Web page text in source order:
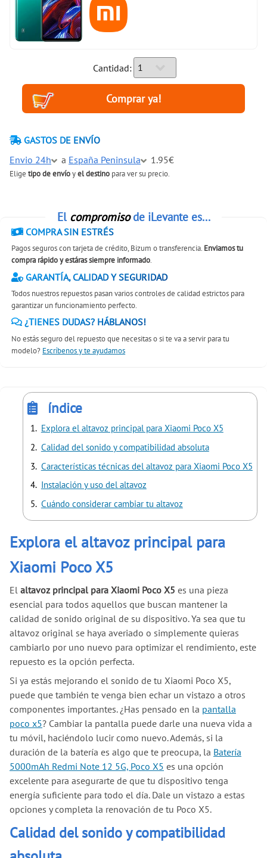
Cantidad:
GASTOS DE ENVÍO
Envio 24h
a España Peninsula 1.95€
Elige tipo de envíoyel destino para ver su precio.
El compromisode iLevante es...
COMPRA SIN ESTRÉS
Pagos seguros con tarjeta de crédito, Bizum o transferencia. Enviamos tu
compra rápido y estáras siempre informado.
GARANTÍA, CALIDAD Y SEGURIDAD
Todos nuestros repuestos pasan varios controles de calidad estrictos para
garantizar un funcionamiento perfecto.
¿TIENES DUDAS? HÁBLANOS!
No estás seguro del repuesto que necesitas o si te va a servir para tu
modelo? Escríbenos y te ayudamos
índice
Explora el altavoz principal para Xiaomi Poco X5
Calidad del sonido y compatibilidad absoluta
Características técnicas del altavoz para Xiaomi Poco X5
Instalación y uso del altavoz
Cuándo considerar cambiar tu altavoz
Explora el altavoz principal para
Xiaomi Poco X5
El altavoz principal para Xiaomi Poco X5 es una pieza
esencial para todos aquellos que buscan mantener la
calidad de sonido original de su dispositivo. Ya sea que tu
altavoz original se haya averiado o simplemente quieras
cambiarlo por uno nuevo para optimizar el rendimiento, este
repuesto es la opción perfecta.
Si ya estás mejorando el sonido de tu Xiaomi Poco X5,
puede que también te venga bien echar un vistazo a otros
componentes importantes. ¿Has pensado en la pantalla
poco x5? Cambiar la pantalla puede darle una nueva vida a
tu móvil, haciéndolo lucir como nuevo. Además, si la
duración de la batería es algo que te preocupa, la Batería
5000mAh Redmi Note 12 5G, Poco X5 es una opción
excelente para asegurarte de que tu dispositivo tenga
energía suficiente para todo el día. Dale un vistazo a estas
opciones y completa la renovación de tu Poco X5.
Calidad del sonido y compatibilidad